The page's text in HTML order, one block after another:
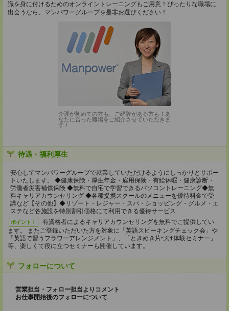
識を身に付けるためのオンライントレーニングもご用意！ぴったりな職場に
出会うなら、マンパワーグループを是非お選びください！
介護が初めての方も、ご経験がある方も！あ
なたに合った職場をご紹介させていただきま
す！
待遇・福利厚生
安⼼してマンパワーグループで就業していただけるようにしっかりとサポー
トいたします。 ◆健康保険・厚⽣年⾦・雇⽤保険・有給休暇・健康診断・
労働者災害補償保険 ◆無料で⾃宅で学習できるパソコントレーニング◆無
料キャリアカウンセリング ◆各種提携スクールのメニューを優待料⾦で受
講など【その他】◆リゾート・レジャー・スパ・ショッピング・グルメ・エ
ステなど各施設を特別割引価格にて利⽤できる優待サービス
ポイント！
有資格者によるキャリアカウンセリングを無料でご提供してい
ます。 またご登録いただいた⽅を対象に「英語スピーキングチェック会」や
「英語で習うフラワーアレンジメント」、「ときめき⽚づけ体験セミナー」
等、楽しくて役に⽴つセミナーも開催しています。
フォローについて
営業担当・フォロー担当よりコメント
お仕事開始後のフォローについて